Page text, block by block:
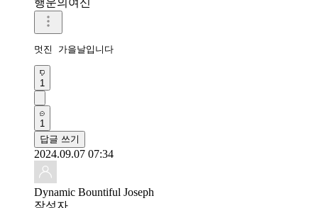
멋진 가을날입니다
1
1
답글 쓰기
2024.09.07 07:34
Dynamic Bountiful Joseph
작성자